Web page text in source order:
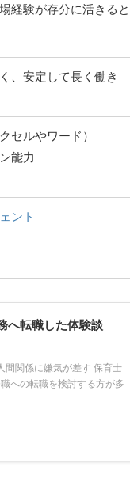
経験が存分に活きると
、安定して長く働き
セルやワード）
能力
ント
へ転職した体験談
間関係に嫌気が差す 保育士
への転職を検討する方が多